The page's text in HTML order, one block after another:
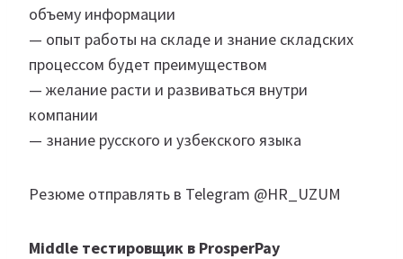
объему информации
— опыт работы на складе и знание складских
процессом будет преимуществом
— желание расти и развиваться внутри
компании
— знание русского и узбекского языка
Резюме отправлять в Telegram @HR_UZUM
Middle тестировщик в ProsperPay